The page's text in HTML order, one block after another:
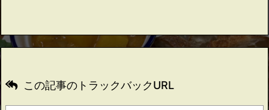
この記事のトラックバックURL